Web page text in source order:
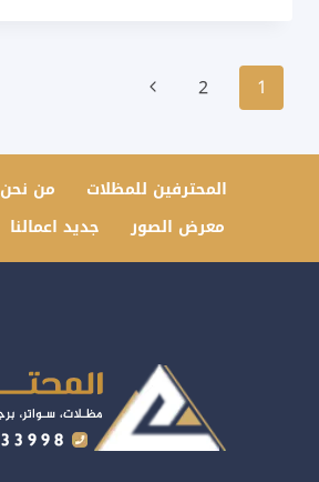
اشكال
ومعدنية
في
جده
تنقل
1
2
الصفحة
المحترفين للمظلات من نحن
معرض الصور
جديد اعمالنا